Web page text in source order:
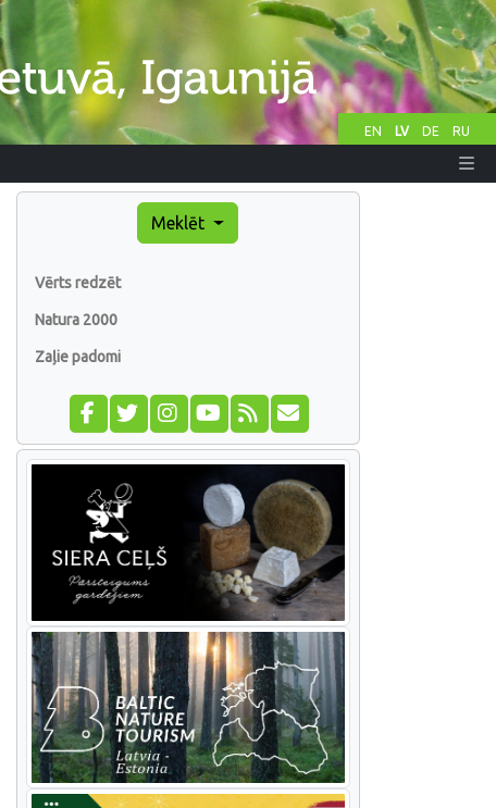
EN LV DE RU
Meklēt
Vērts redzēt
Natura 2000
Zaļie padomi